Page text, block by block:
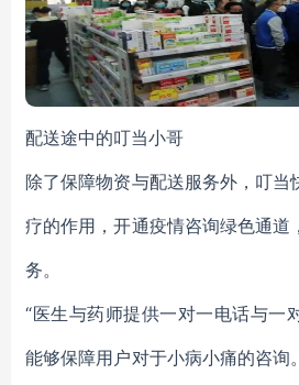
配送途中的叮当小哥
除了保障物资与配送服务外，叮当
疗的作用，开通疫情咨询绿色通道
务。
“医生与药师提供一对一电话与一
能够保障用户对于小病小痛的咨询